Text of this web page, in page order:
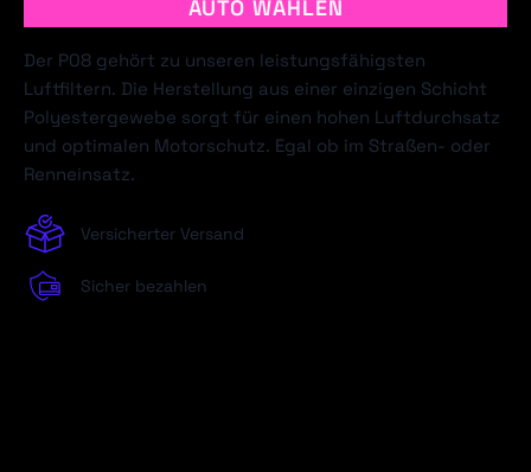
AUTO WÄHLEN
Der P08 gehört zu unseren leistungsfähigsten
Luftfiltern. Die Herstellung aus einer einzigen Schicht
Polyestergewebe sorgt für einen hohen Luftdurchsatz
und optimalen Motorschutz. Egal ob im Straßen- oder
Renneinsatz.
Versicherter Versand
Sicher bezahlen